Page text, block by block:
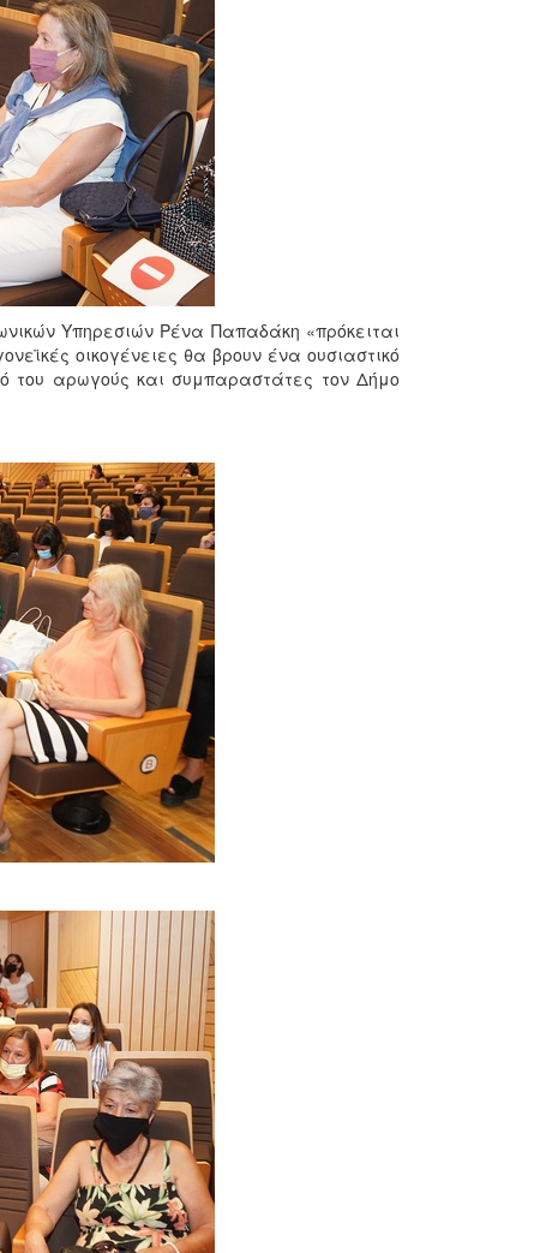
Υπηρεσιών Ρένα Παπαδάκη «πρόκειται
οικογένειες θα βρουν ένα ουσιαστικό
του αρωγούς και συμπαραστάτες τον Δήμο